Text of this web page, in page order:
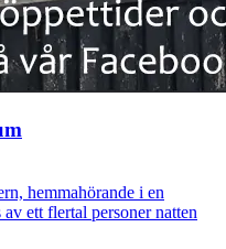
hemmahörande i en
ett flertal personer natten